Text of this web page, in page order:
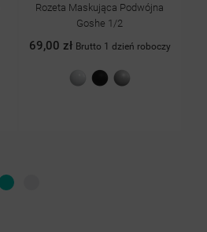
Rozeta Maskująca Podwójna
Goshe 1/2
69,00 zł Brutto 1 dzień roboczy
Biały
połysk
Czarny
mat